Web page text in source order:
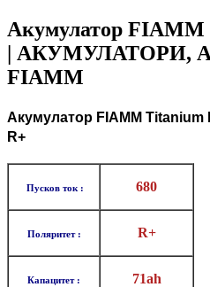
Акумулатор FIAMM
| АКУМУЛАТОРИ,
FIAMM
Aкумулатор FIAMM Titanium
R+
Пусков ток : 680
Поляритет : R+
Капацитет : 71ah